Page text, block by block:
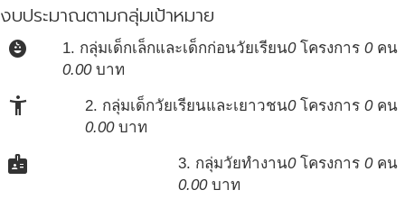
งบประมาณตามกลุ่มเป้าหมาย
child_care 1. กลุ่มเด็กเล็กและเด็กก่อนวัยเรียน0โครงการ 0คน
0.00บาท
accessibility_new 2. กลุ่มเด็กวัยเรียนและเยาวชน0โครงการ 0คน
0.00บาท
badge 3. กลุ่มวัยทำงาน0โครงการ 0คน
0.00บาท